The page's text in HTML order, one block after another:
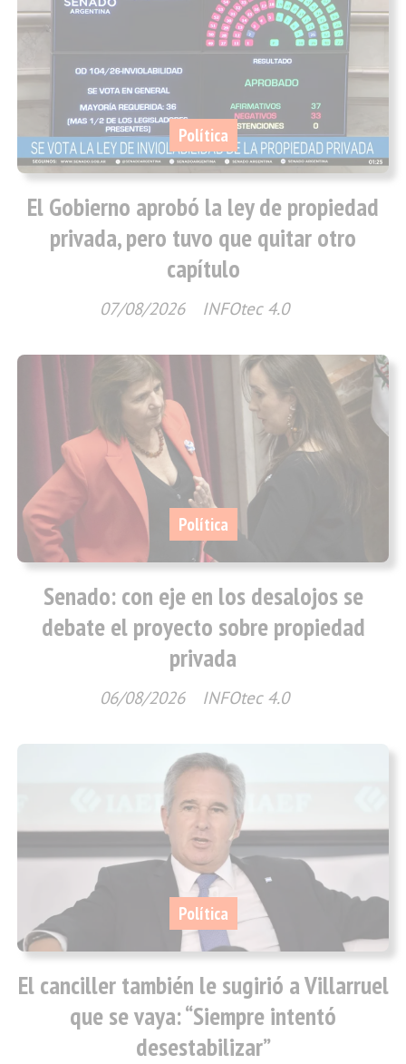
El Gobierno aprobó la ley de propiedad
privada, pero tuvo que quitar otro
capítulo
INFOtec 4.0
Política
07/08/2026
Senado: con eje en los desalojos se
debate el proyecto sobre propiedad
privada
INFOtec 4.0
Política
06/08/2026
El canciller también le sugirió a Villarruel
que se vaya: “Siempre intentó
desestabilizar”
Política